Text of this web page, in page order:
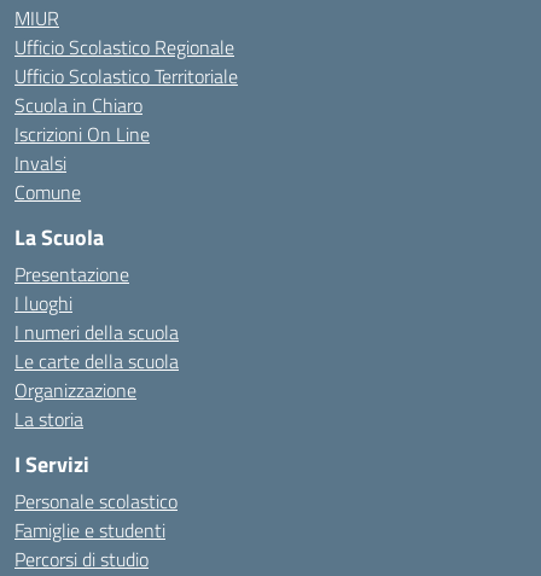
MIUR
Ufficio Scolastico Regionale
Ufficio Scolastico Territoriale
Scuola in Chiaro
Iscrizioni On Line
Invalsi
Comune
La Scuola
Presentazione
I luoghi
I numeri della scuola
Le carte della scuola
Organizzazione
La storia
I Servizi
Personale scolastico
Famiglie e studenti
Percorsi di studio